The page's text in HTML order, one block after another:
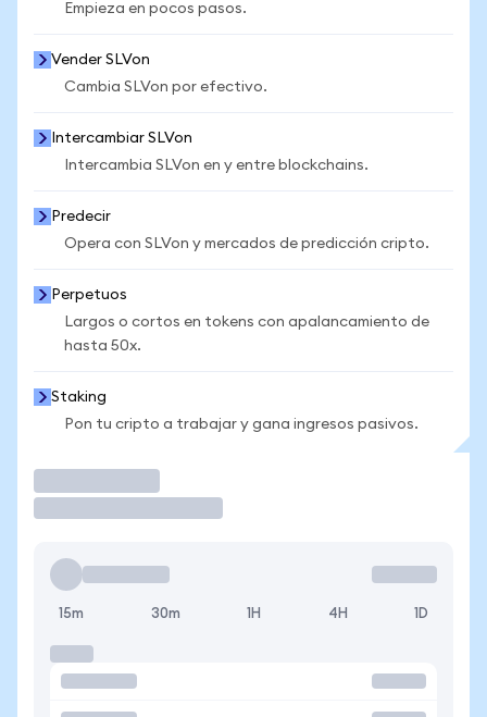
Empieza en pocos pasos.
Vender SLVon
Cambia SLVon por efectivo.
Intercambiar SLVon
Intercambia SLVon en y entre blockchains.
Predecir
Opera con SLVon y mercados de predicción cripto.
Perpetuos
Largos o cortos en tokens con apalancamiento de
hasta 50x.
Staking
Pon tu cripto a trabajar y gana ingresos pasivos.
15m 30m 1H 4H 1D